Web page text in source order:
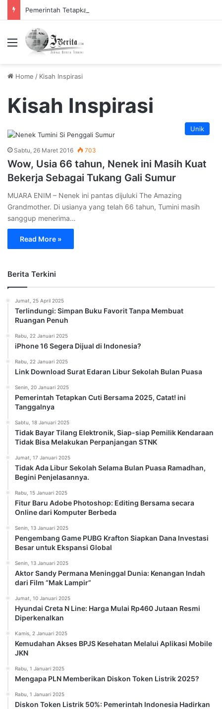
Menu
Home / Kisah Inspirasi
Kisah Inspirasi
Unik
Sabtu, 26 Maret 2016 703
Wow, Usia 66 tahun, Nenek ini Masih Kuat
Bekerja Sebagai Tukang Gali Sumur
MUARA ENIM – Nenek ini pantas dijuluki The Amazing
Grandmother. Di usianya yang telah 66 tahun, Tumini masih
sanggup menerima…
Read More »
Berita Terkini
Jumat, 25 April 2025
Terlindungi: Simpan Buku Favorit Tanpa Membuat
Ruangan Penuh
Rabu, 22 Januari 2025
iPhone 16 Segera Dijual di Indonesia?
Rabu, 22 Januari 2025
Link Download Surat Edaran Libur Sekolah Bulan Puasa
Senin, 20 Januari 2025
Pemerintah Tetapkan Cuti Bersama 2025, Catat! ini
Tanggalnya
Sabtu, 18 Januari 2025
Tidak Bayar Tilang Elektronik, Siap-siap Pemilik Kendaraan
Tidak Bisa Melakukan Perpanjangan STNK
Jumat, 17 Januari 2025
Tidak Ada Libur Sekolah Selama Bulan Puasa Ramadhan,
Begini Penjelasannya.
Rabu, 15 Januari 2025
Fitur Baru Adobe Photoshop: Editing Bersama secara
Online dari Komputer Berbeda
Senin, 13 Januari 2025
Pengembang Game PUBG Krafton Siapkan Dana Investasi
Besar untuk Ekspansi Global
Senin, 13 Januari 2025
Aktor Sandy Permana Meninggal Dunia: Kenangan Indah
dari Film “Mak Lampir”
Jumat, 10 Januari 2025
Hyundai Creta N Line: Harga Mulai Rp460 Jutaan Resmi
Diperkenalkan
Kamis, 2 Januari 2025
Kemudahan Akses BPJS Kesehatan Melalui Aplikasi Mobile
JKN
Rabu, 1 Januari 2025
Mengapa PLN Memberikan Diskon Token Listrik 2025?
Rabu, 1 Januari 2025
Diskon Token Listrik 50%: Pemerintah Indonesia Hadirkan